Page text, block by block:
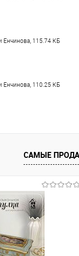
Енчинова, 115.74 КБ
Енчинова, 110.25 КБ
САМЫЕ